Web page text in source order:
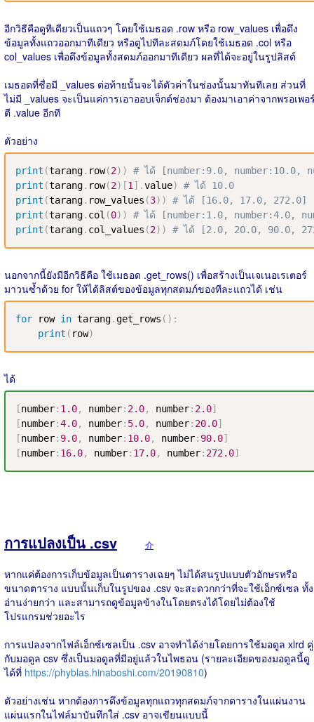
อีกวิธีคือดูทีเดียวเป็นแถวๆ โดยใช้เมธอด .row หรือ row_values เพื่อดึง
ข้อมูลทั้งแถวออกมาทีเดียว หรือดูไปทีละสดมภ์โดยใช้เมธอด .col หรือ
col_values เพื่อดึงข้อมูลทั้งสดมภ์ออกมาทีเดียว ผลที่ได้จะอยู่ในรูปลิสต์
เมธอดที่ชื่อมี _values ต่อท้ายนั้นจะได้ตัวค่าในช่องนั้นมาทันทีเลย ส่วนที่
ไม่มี _values จะเป็นแค่การเอาออบเจ็กต์ช่องมา ต้องมาเอาค่าจากพรอเพอ
ตี .value อีกที
ตัวอย่าง
print (tarang. row(2) )
# ได้ [number:9.0, number:10.0,
print (tarang. row(2) [1 ] .value)
# ได้ 10.0
print (tarang. row_values (3) )
# ได้ [16.0, 17.0, 272.0]
print (tarang. col (0) )
# ได้ [number:1.0, number:4.0,
print (tarang. col_values (2) ) # ได้ [2.0, 20.0, 90.0,
นอกจากนี้ยังมีอีกวิธีคือ ใช้เมธอด .get_rows() เพื่อสร้างเป็นเจเนอเรเตอร์
มาวนซ้ำด้วย for ให้ได้ลิสต์ของข้อมูลทุกสดมภ์ของทีละแถวได้ เช่น
for row in tarang.get_rows ( ) :
print ( row)
ได้
[number: 1.0, number: 2.0, number: 2.0]
[number:4.0, number: 5.0, number: 20.0]
[number: 9.0, number: 10.0, number: 90.0]
[number: 16.0, number: 17.0, number: 272.0]
การแปลงเป็น .csv 介
หากแค่ต้องการเก็บข้อมูลเป็นตารางเฉยๆ ไม่ได้สนรูปแบบตัวอักษรหรือ
ขนาดตาราง แบบนั้นเก็บในรูปของ .csv จะสะดวกกว่าที่จะใช้เอ็กซ์เซล ทั้ง
อ่านง่ายกว่า และสามารถดูข้อมูลข้างในโดยตรงได้โดยไม่ต้องใช้
โปรแกรมช่วยอะไร
การแปลงจากไฟล์เอ็กซ์เซลเป็น .csv อาจทำได้ง่ายโดยการใช้มอดูล xlrd คู่
กับมอดูล csv ซึ่งเป็นมอดูลที่มีอยู่แล้วในไพธอน (รายละเอียดของมอดูลนี้ดู
ได้ที่ https://phyblas.hinaboshi.com/20190810)
ตัวอย่างเช่น หากต้องการดึงข้อมูลทุกแถวทุกสดมภ์จากตารางในแผ่นงาน
แผ่นแรกในไฟล์มาบันทึกใส่ .csv อาจเขียนแบบนี้